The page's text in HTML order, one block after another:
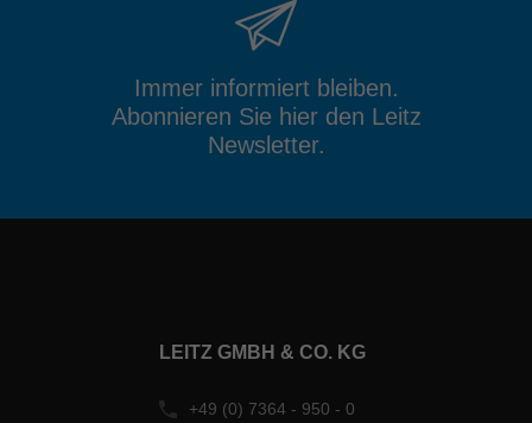
Immer informiert bleiben.
Abonnieren Sie hier den Leitz
Newsletter.
LEITZ GMBH & CO. KG
+49 (0) 7364 - 950 - 0